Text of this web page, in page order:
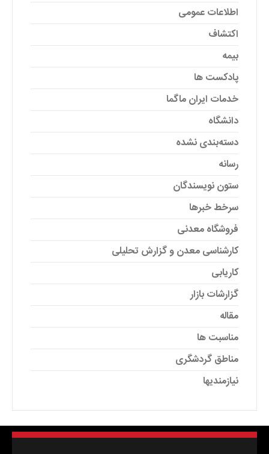
اطلاعات عمومی
اکتشاف
بیمه
پادکست ها
خدمات ایران ماگما
دانشگاه
دسته‌بندی نشده
رسانه
ستون نویسندگان
سرخط خبرها
فروشگاه معدنی
کارشناسی معدن و گزارش تحلیلی
کاریابی
گزارشات بازار
مقاله
مناسبت ها
مناطق گردشگری
نیازمندیها